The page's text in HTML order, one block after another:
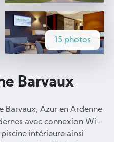
15 photos
Barvaux
Barvaux, Azur en Ardenne
avec connexion Wi-
intérieure ainsi